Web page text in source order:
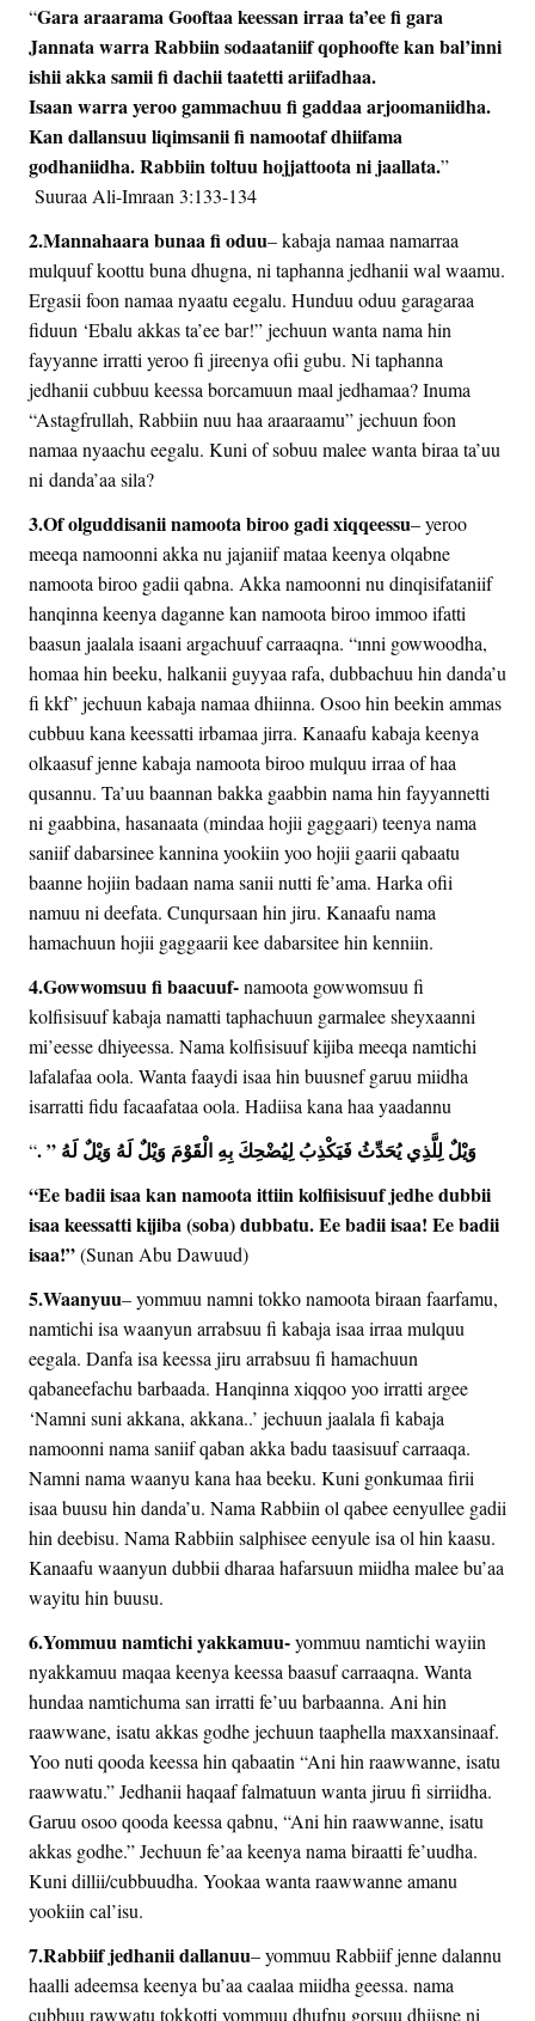
“Gara araarama Gooftaa keessan irraa ta’ee fi gara
Jannata warra Rabbiin sodaataniif qophoofte kan bal’inni
ishii akka samii fi dachii taatetti ariifadhaa.
Isaan warra yeroo gammachuu fi gaddaa arjoomaniidha.
Kan dallansuu liqimsanii fi namootaf dhiifama
godhaniidha. Rabbiin toltuu hojjattoota ni jaallata.”
Suuraa Ali-Imraan 3:133-134
2.Mannahaara bunaa fi oduu– kabaja namaa namarraa
mulquuf koottu buna dhugna, ni taphanna jedhanii wal waamu.
Ergasii foon namaa nyaatu eegalu. Hunduu oduu garagaraa
fiduun ‘Ebalu akkas ta’ee bar!” jechuun wanta nama hin
fayyanne irratti yeroo fi jireenya ofii gubu. Ni taphanna
jedhanii cubbuu keessa borcamuun maal jedhamaa? Inuma
“Astagfrullah, Rabbiin nuu haa araaraamu” jechuun foon
namaa nyaachu eegalu. Kuni of sobuu malee wanta biraa ta’uu
ni danda’aa sila?
3.Of olguddisanii namoota biroo gadi xiqqeessu– yeroo
meeqa namoonni akka nu jajaniif mataa keenya olqabne
namoota biroo gadii qabna. Akka namoonni nu dinqisifataniif
hanqinna keenya daganne kan namoota biroo immoo ifatti
baasun jaalala isaani argachuuf carraaqna. “ınni gowwoodha,
homaa hin beeku, halkanii guyyaa rafa, dubbachuu hin danda’u
fi kkf” jechuun kabaja namaa dhiinna. Osoo hin beekin ammas
cubbuu kana keessatti irbamaa jirra. Kanaafu kabaja keenya
olkaasuf jenne kabaja namoota biroo mulquu irraa of haa
qusannu. Ta’uu baannan bakka gaabbin nama hin fayyannetti
ni gaabbina, hasanaata (mindaa hojii gaggaari) teenya nama
saniif dabarsinee kannina yookiin yoo hojii gaarii qabaatu
baanne hojiin badaan nama sanii nutti fe’ama. Harka ofii
namuu ni deefata. Cunqursaan hin jiru. Kanaafu nama
hamachuun hojii gaggaarii kee dabarsitee hin kenniin.
4.Gowwomsuu fi baacuuf-namoota gowwomsuu fi
kolfisisuuf kabaja namatti taphachuun garmalee sheyxaanni
mi’eesse dhiyeessa. Nama kolfisisuuf kijiba meeqa namtichi
lafalafaa oola. Wanta faaydi isaa hin buusnef garuu miidha
isarratti fidu facaafataa oola. Hadiisa kana haa yaadannu
“‏ وَيْلٌ لِلَّذِي يُحَدِّثُ فَيَكْذِبُ لِيُضْحِكَ بِهِ الْقَوْمَ وَيْلٌ لَهُ وَيْلٌ لَهُ ‏”‏ ‏.
“Ee badii isaa kan namoota ittiin kolfiisisuuf jedhe dubbii
isaa keessatti kijiba (soba) dubbatu. Ee badii isaa! Ee badii
isaa!”(Sunan Abu Dawuud)
5.Waanyuu– yommuu namni tokko namoota biraan faarfamu,
namtichi isa waanyun arrabsuu fi kabaja isaa irraa mulquu
eegala. Danfa isa keessa jiru arrabsuu fi hamachuun
qabaneefachu barbaada. Hanqinna xiqqoo yoo irratti argee
‘Namni suni akkana, akkana..’ jechuun jaalala fi kabaja
namoonni nama saniif qaban akka badu taasisuuf carraaqa.
Namni nama waanyu kana haa beeku. Kuni gonkumaa firii
isaa buusu hin danda’u. Nama Rabbiin ol qabee eenyullee gadii
hin deebisu. Nama Rabbiin salphisee eenyule isa ol hin kaasu.
Kanaafu waanyun dubbii dharaa hafarsuun miidha malee bu’aa
wayitu hin buusu.
6.Yommuu namtichi yakkamuu-yommuu namtichi wayiin
nyakkamuu maqaa keenya keessa baasuf carraaqna. Wanta
hundaa namtichuma san irratti fe’uu barbaanna. Ani hin
raawwane, isatu akkas godhe jechuun taaphella maxxansinaaf.
Yoo nuti qooda keessa hin qabaatin “Ani hin raawwanne, isatu
raawwatu.” Jedhanii haqaaf falmatuun wanta jiruu fi sirriidha.
Garuu osoo qooda keessa qabnu, “Ani hin raawwanne, isatu
akkas godhe.” Jechuun fe’aa keenya nama biraatti fe’uudha.
Kuni dillii/cubbuudha. Yookaa wanta raawwanne amanu
yookiin cal’isu.
7.Rabbiif jedhanii dallanuu– yommuu Rabbiif jenne dalannu
haalli adeemsa keenya bu’aa caalaa miidha geessa. nama
cubbuu rawwatu tokkotti yommuu dhufnu gorsuu dhiisne ni